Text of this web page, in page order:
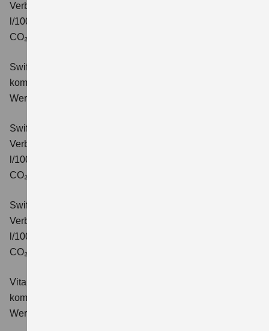
Verbrauchswerte: kombinierter Energieverbrauch 4,9
l/100km; kombinierter Wert der CO₂-Emission: 110 g/km;
CO₂-Klasse: C.
Swift 1.2 DUALJET HYBRID Comfort+
kombinierter Energieverbrauch 4,4 l/100km; kombinierter
Wert der CO₂-Emission: 99 g/km; CO₂-Klasse: C.
Swift 1.2 DUALJET HYBRID CVT Comfort+
Verbrauchswerte: kombinierter Energieverbrauch 4,7
l/100km; kombinierter Wert der CO₂-Emission: 106 g/km;
CO₂-Klasse: C.
Swift 1.2 DUALJET HYBRID ALLGRIP Comfort+
Verbrauchswerte: kombinierter Energieverbrauch 4,9
l/100km; kombinierter Wert der CO₂-Emission: 110 g/km;
CO₂-Klasse: C.
Vitara 1.4 BOOSTERJET HYBRID Club
kombinierter Energieverbrauch 5,3 l/100km; kombinierter
Wert der CO₂-Emission: 119 g/km; CO₂-Klasse: D